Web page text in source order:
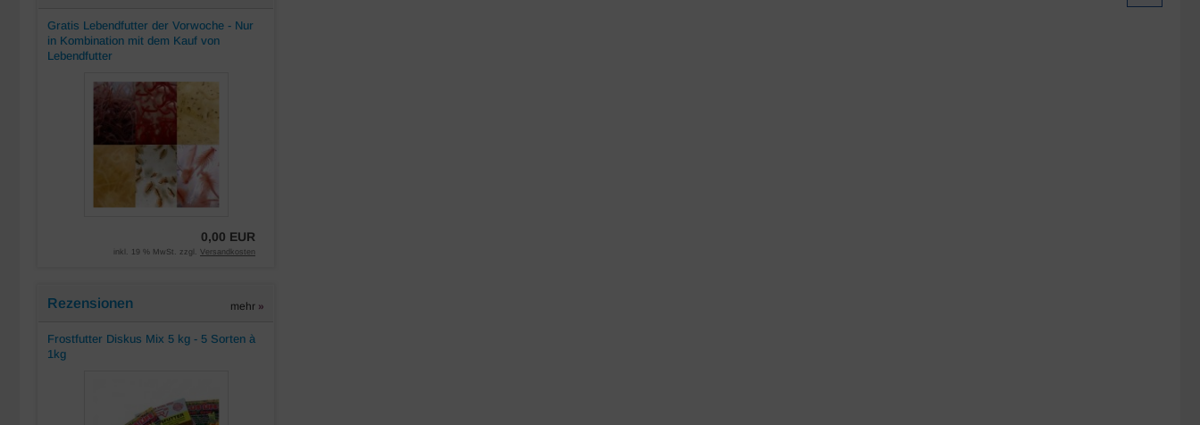
Gratis Lebendfutter der Vorwoche - Nur
in Kombination mit dem Kauf von
Lebendfutter
0,00 EUR
inkl. 19 % MwSt. zzgl. Versandkosten
Rezensionen mehr »
Frostfutter Diskus Mix 5 kg - 5 Sorten à
1kg